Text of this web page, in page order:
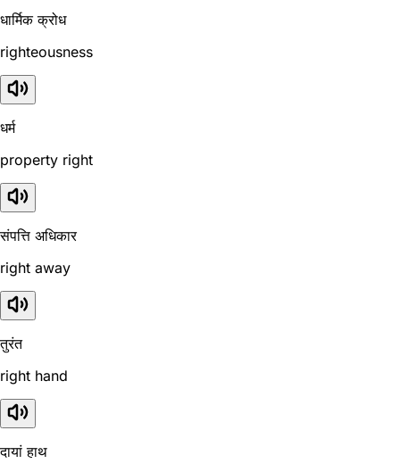
धार्मिक क्रोध
righteousness
धर्म
property right
संपत्ति अधिकार
right away
तुरंत
right hand
दायां हाथ